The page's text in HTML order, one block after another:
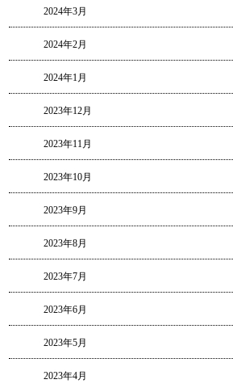
2024年3月
2024年2月
2024年1月
2023年12月
2023年11月
2023年10月
2023年9月
2023年8月
2023年7月
2023年6月
2023年5月
2023年4月